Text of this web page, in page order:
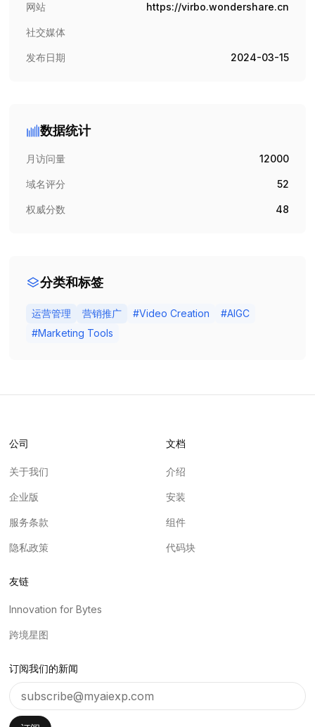
网站 https://virbo.wondershare.cn
社交媒体
发布日期 2024-03-15
数据统计
月访问量 12000
域名评分 52
权威分数 48
分类和标签
运营管理 营销推广 #Video Creation #AIGC
#Marketing Tools
公司
关于我们
企业版
服务条款
隐私政策
文档
介绍
安装
组件
代码块
友链
Innovation for Bytes
跨境星图
订阅我们的新闻